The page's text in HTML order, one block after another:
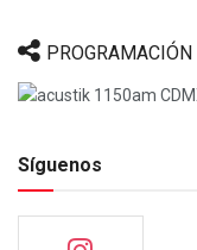
PROGRAMACIÓN
Síguenos